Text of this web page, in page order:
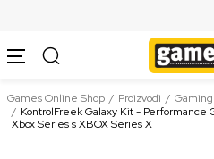
Games Online Shop Proizvodi
KontrolFreek Galaxy Kit - Performance
Xbox Series s XBOX Series X